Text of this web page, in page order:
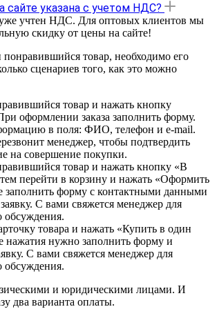
сайте указана с учетом НДС?
учтен НДС. Для оптовых клиентов мы
скидку от цены на сайте!
товар, необходимо его
сценариев того, как это можно
товар и нажать кнопку
оформлении заказа заполнить форму.
в поля: ФИО, телефон и e-mail.
менеджер, чтобы подтвердить
на совершение покупки.
товар и нажать кнопку «В
перейти в корзину и нажать «Оформить
заполнить форму с контактными данными
С вами свяжется менеджер для
обсуждения.
товара и нажать «Купить в один
нажатия нужно заполнить форму и
С вами свяжется менеджер для
обсуждения.
и юридическими лицами. И
два варианта оплаты.